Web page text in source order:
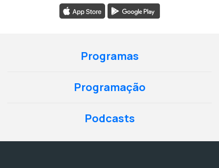
Programas
Programação
Podcasts